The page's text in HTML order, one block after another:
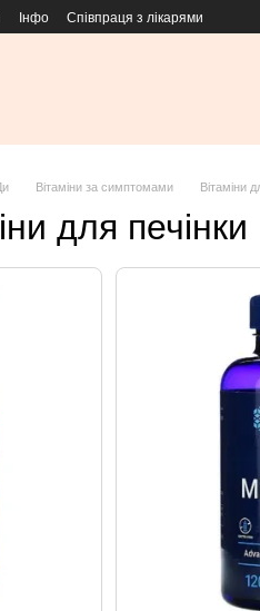
Інфо Співпраця з лікарями
Вітаміни за симптомами Вітаміни
для печінки